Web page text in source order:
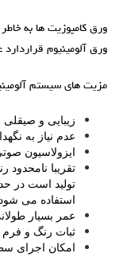
ورق کامپوزیت ها به
ورق آلومینیوم
مزيت های سيستم
زیبایی و صیقلی
عدم نیاز به
ایزولاسیون
تقریبا نامحدود
تولید است در
استفاده می
عمر بسیار
ثبات رنگ و فرم
امکان اجرای